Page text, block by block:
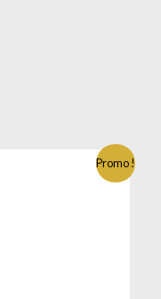
Promo !